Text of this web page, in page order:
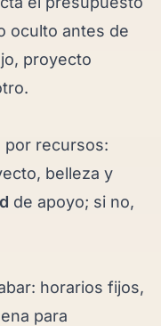
oculto antes de
proyecto
por recursos:
belleza y
de apoyo; si no,
horarios fijos,
para